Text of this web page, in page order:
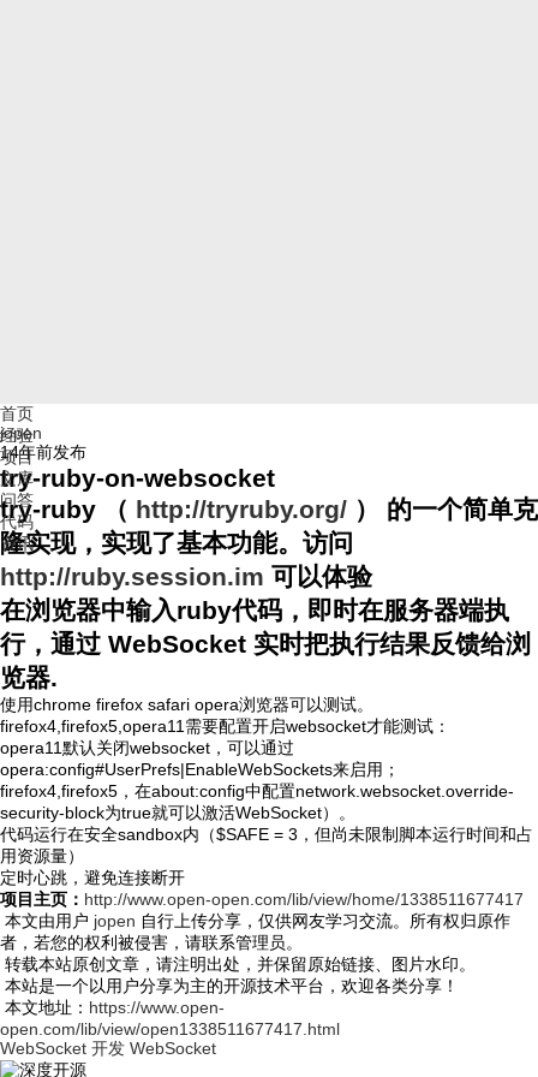
首页
经验
项目
文库
问答
代码
资讯
jopen
14年前发布
try-ruby-on-websocket
try-ruby （ http://tryruby.org/ ） 的一个简单克
隆实现，实现了基本功能。访问
http://ruby.session.im 可以体验
在浏览器中输入ruby代码，即时在服务器端执
行，通过 WebSocket 实时把执行结果反馈给浏
览器.
使用chrome firefox safari opera浏览器可以测试。
firefox4,firefox5,opera11需要配置开启websocket才能测试：
opera11默认关闭websocket，可以通过
opera:config#UserPrefs|EnableWebSockets来启用；
firefox4,firefox5，在about:config中配置network.websocket.override-
security-block为true就可以激活WebSocket）。
代码运行在安全sandbox内（$SAFE = 3，但尚未限制脚本运行时间和占
用资源量）
定时心跳，避免连接断开
项目主页： http://www.open-open.com/lib/view/home/1338511677417
本文由用户 jopen 自行上传分享，仅供网友学习交流。所有权归原作
者，若您的权利被侵害，请联系管理员。
转载本站原创文章，请注明出处，并保留原始链接、图片水印。
本站是一个以用户分享为主的开源技术平台，欢迎各类分享！
本文地址： https://www.open-
open.com/lib/view/open1338511677417.html
WebSocket 开发 WebSocket